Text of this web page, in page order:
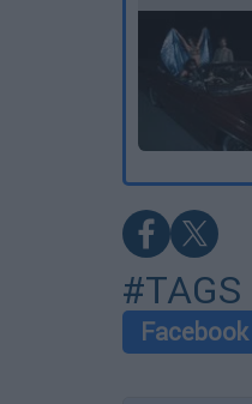
#TAGS
Facebook